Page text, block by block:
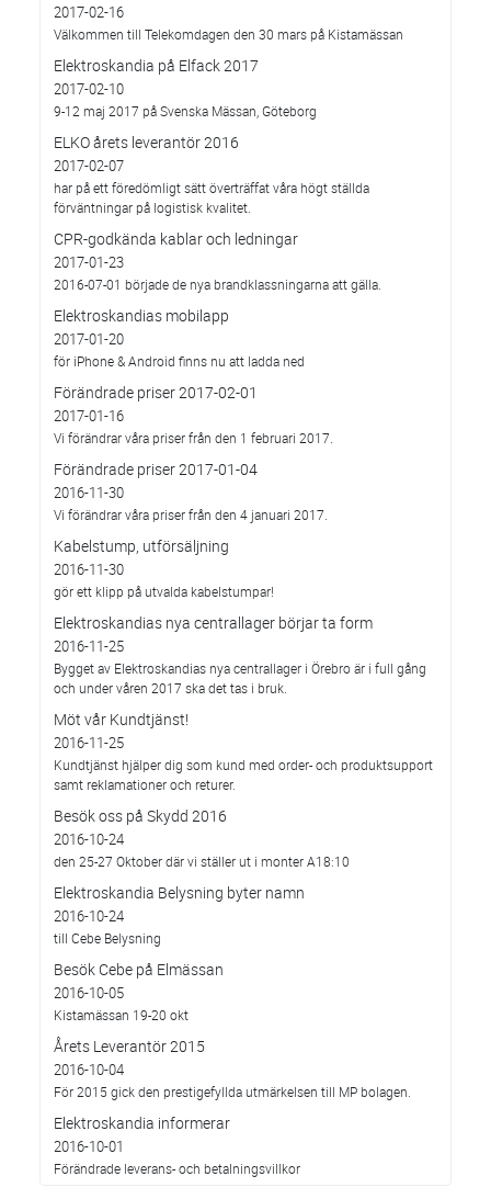
2017-02-16
Välkommen till Telekomdagen den 30 mars på Kistamässan
Elektroskandia på Elfack 2017
2017-02-10
9-12 maj 2017 på Svenska Mässan, Göteborg
ELKO årets leverantör 2016
2017-02-07
har på ett föredömligt sätt överträffat våra högt ställda
förväntningar på logistisk kvalitet.
CPR-godkända kablar och ledningar
2017-01-23
2016-07-01 började de nya brandklassningarna att gälla.
Elektroskandias mobilapp
2017-01-20
för iPhone & Android finns nu att ladda ned
Förändrade priser 2017-02-01
2017-01-16
Vi förändrar våra priser från den 1 februari 2017.
Förändrade priser 2017-01-04
2016-11-30
Vi förändrar våra priser från den 4 januari 2017.
Kabelstump, utförsäljning
2016-11-30
gör ett klipp på utvalda kabelstumpar!
Elektroskandias nya centrallager börjar ta form
2016-11-25
Bygget av Elektroskandias nya centrallager i Örebro är i full gång
och under våren 2017 ska det tas i bruk.
Möt vår Kundtjänst!
2016-11-25
Kundtjänst hjälper dig som kund med order- och produktsupport
samt reklamationer och returer.
Besök oss på Skydd 2016
2016-10-24
den 25-27 Oktober där vi ställer ut i monter A18:10
Elektroskandia Belysning byter namn
2016-10-24
till Cebe Belysning
Besök Cebe på Elmässan
2016-10-05
Kistamässan 19-20 okt
Årets Leverantör 2015
2016-10-04
För 2015 gick den prestigefyllda utmärkelsen till MP bolagen.
Elektroskandia informerar
2016-10-01
Förändrade leverans- och betalningsvillkor